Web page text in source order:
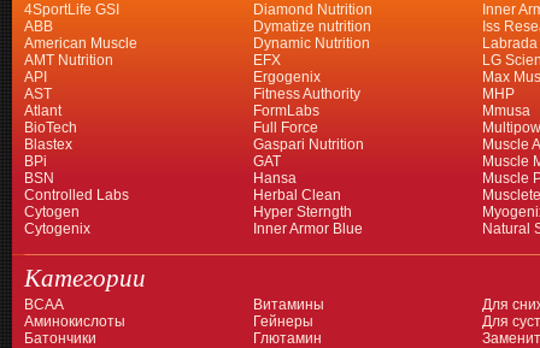
4SportLife GSI
ABB
American Muscle
AMT Nutrition
API
AST
Atlant
BioTech
Blastex
BPi
BSN
Controlled Labs
Cytogen
Cytogenix
Diamond Nutrition
Dymatize nutrition
Dynamic Nutrition
EFX
Ergogenix
Fitness Authority
FormLabs
Full Force
Gaspari Nutrition
GAT
Hansa
Herbal Clean
Hyper Sterngth
Inner Armor Blue
Inner
Iss
Labrada
LG
Max
MHP
Mmusa
Muscle
Muscle
Muscle
Natural
Категории
BCAA
Аминокислоты
Батончики
Витамины
Гейнеры
Глютамин
Для
Для